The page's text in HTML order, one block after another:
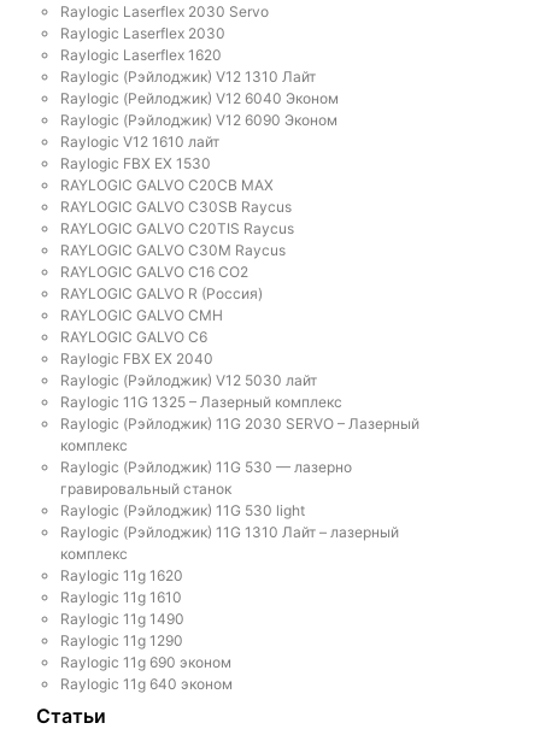
Raylogic Laserflex 2030 Servo
Raylogic Laserflex 2030
Raylogic Laserflex 1620
Raylogic (Рэйлоджик) V12 1310 Лайт
Raylogic (Рейлоджик) V12 6040 Эконом
Raylogic (Рэйлоджик) V12 6090 Эконом
Raylogic V12 1610 лайт
Raylogic FBX EX 1530
RAYLOGIC GALVO С20CB MAX
RAYLOGIC GALVO С30SB Raycus
RAYLOGIC GALVO C20TIS Raycus
RAYLOGIC GALVO С30M Raycus
RAYLOGIC GALVO С16 CO2
RAYLOGIC GALVO R (Россия)
RAYLOGIC GALVO CMH
RAYLOGIC GALVO С6
Raylogic FBX EX 2040
Raylogic (Рэйлоджик) V12 5030 лайт
Raylogic 11G 1325 – Лазерный комплекс
Raylogic (Рэйлоджик) 11G 2030 SERVO – Лазерный
комплекс
Raylogic (Рэйлоджик) 11G 530 — лазерно
гравировальный станок
Raylogic (Рэйлоджик) 11G 530 light
Raylogic (Рэйлоджик) 11G 1310 Лайт – лазерный
комплекс
Raylogic 11g 1620
Raylogic 11g 1610
Raylogic 11g 1490
Raylogic 11g 1290
Raylogic 11g 690 эконом
Raylogic 11g 640 эконом
Статьи